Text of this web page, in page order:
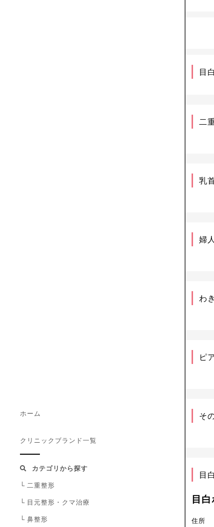
目
二
乳
婦
わ
ピ
そ
目
目
住所
ホーム
クリニックブランド一覧
カテゴリから探す
└ 二重整形
└ 目元整形・クマ治療
└ 鼻整形